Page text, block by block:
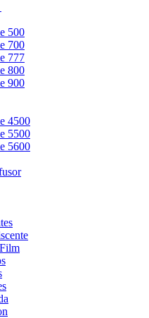
500
700
777
800
900
4500
5500
5600